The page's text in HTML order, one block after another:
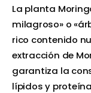
La planta
milagroso» o
rico contenido
extracción de
garantiza la
lípidos y